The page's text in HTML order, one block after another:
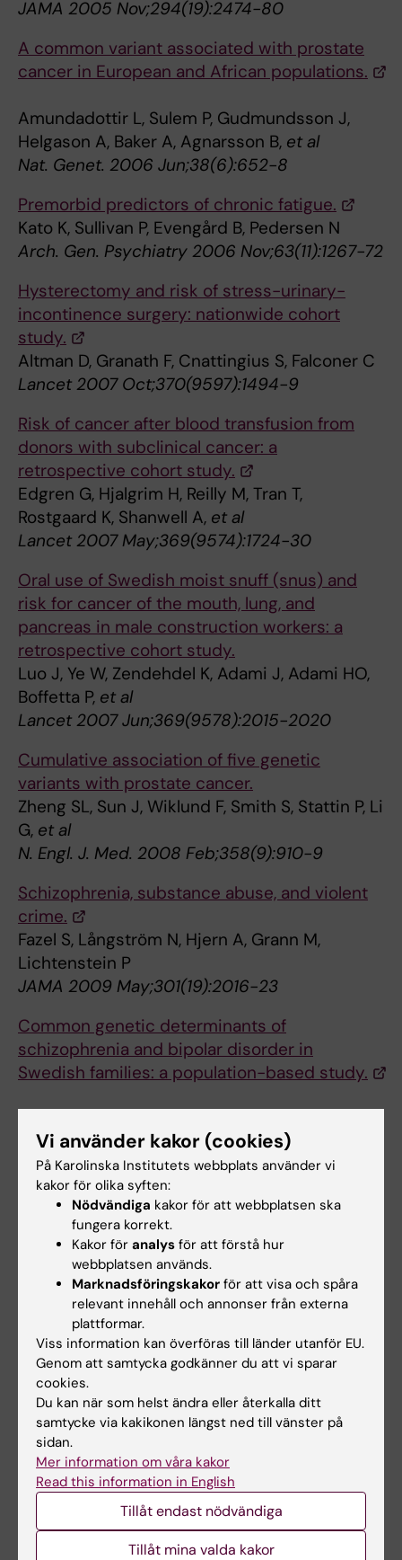
JAMA 2005 Nov;294(19):2474-80
A common variant associated with prostate
cancer in European and African populations.
Amundadottir L, Sulem P, Gudmundsson J,
Helgason A, Baker A, Agnarsson B, et al
Nat. Genet. 2006 Jun;38(6):652-8
Premorbid predictors of chronic fatigue.
Kato K, Sullivan P, Evengård B, Pedersen N
Arch. Gen. Psychiatry 2006 Nov;63(11):1267-72
Hysterectomy and risk of stress-urinary-
incontinence surgery: nationwide cohort
study.
Altman D, Granath F, Cnattingius S, Falconer C
Lancet 2007 Oct;370(9597):1494-9
Risk of cancer after blood transfusion from
donors with subclinical cancer: a
retrospective cohort study.
Edgren G, Hjalgrim H, Reilly M, Tran T,
Rostgaard K, Shanwell A, et al
Lancet 2007 May;369(9574):1724-30
Oral use of Swedish moist snuff (snus) and
risk for cancer of the mouth, lung, and
pancreas in male construction workers: a
retrospective cohort study.
Luo J, Ye W, Zendehdel K, Adami J, Adami HO,
Boffetta P, et al
Lancet 2007 Jun;369(9578):2015-2020
Cumulative association of five genetic
variants with prostate cancer.
Zheng SL, Sun J, Wiklund F, Smith S, Stattin P, Li
G, et al
N. Engl. J. Med. 2008 Feb;358(9):910-9
Schizophrenia, substance abuse, and violent
crime.
Fazel S, Långström N, Hjern A, Grann M,
Lichtenstein P
JAMA 2009 May;301(19):2016-23
Common genetic determinants of
schizophrenia and bipolar disorder in
Swedish families: a population-based study.
Cannon T, Sullivan P,et al
Lancet 2009 Jan;373(9659):234-9
Radical prostatectomy versus watchful
waiting in early prostate cancer.
Bill-Axelson A, Holmberg L, Ruutu M, Garmo H,
Stark J, Busch C,et al
N. Engl. J. Med. 2011 May;364(18):1708-17
Effect of screening mammography on breast-
cancer mortality in Norway.
Kalager M, Zelen M, Langmark F, Adami H
N. Engl. J. Med. 2010 Sep;363(13):1203-10
Suicide and cardiovascular death after a
cancer diagnosis.
Fang F, Fall K, Mittleman M, Sparén P, Ye W,
et al
N. Engl. J. Med. 2012 Apr;366(14):1310-8
Vi använder kakor (cookies)
På Karolinska Institutets webbplats använder vi
kakor för olika syften:
Nödvändiga kakor för att webbplatsen ska
fungera korrekt.
Kakor för analys för att förstå hur
webbplatsen används.
Marknadsföringskakor för att visa och spåra
relevant innehåll och annonser från externa
plattformar.
Viss information kan överföras till länder utanför EU.
Genom att samtycka godkänner du att vi sparar
cookies.
Du kan när som helst ändra eller återkalla ditt
samtycke via kakikonen längst ned till vänster på
sidan.
Mer information om våra kakor
Read this information in English
Tillåt endast nödvändiga
Tillåt mina valda kakor